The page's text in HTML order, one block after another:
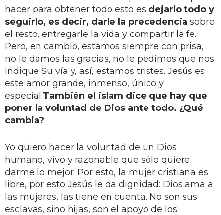
hacer para obtener todo esto es dejarlo todo y
seguirlo, es decir, darle la precedencia sobre
el resto, entregarle la vida y compartir la fe.
Pero, en cambio, estamos siempre con prisa,
no le damos las gracias, no le pedimos que nos
indique Su vía y, así, estamos tristes. Jesús es
este amor grande, inmenso, único y
especial.También el islam dice que hay que
poner la voluntad de Dios ante todo. ¿Qué
cambia?
Yo quiero hacer la voluntad de un Dios
humano, vivo y razonable que sólo quiere
darme lo mejor. Por esto, la mujer cristiana es
libre, por esto Jesús le da dignidad: Dios ama a
las mujeres, las tiene en cuenta. No son sus
esclavas, sino hijas, son el apoyo de los